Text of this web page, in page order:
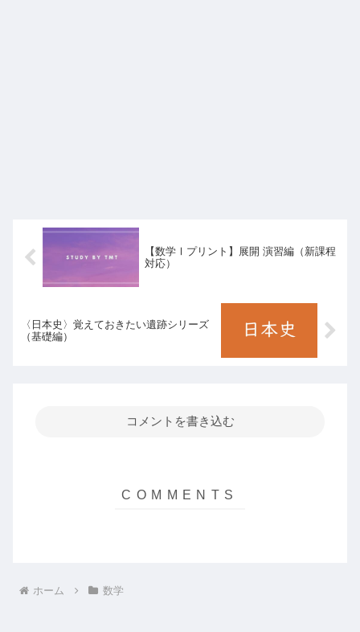
【数学Ⅰプリント】展開 演習編（新課程
対応）
〈日本史〉覚えておきたい遺跡シリーズ
（基礎編）
コメントを書き込む
ホーム 数学